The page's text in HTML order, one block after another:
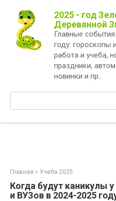
контенту
2025 - год
Деревянной
Главные
году: гороскопы
работа и учеба,
праздники,
новинки и пр..
Поиск:
Главная » Учеба 2025
Когда будут каникулы
и ВУЗов в 2024-2025